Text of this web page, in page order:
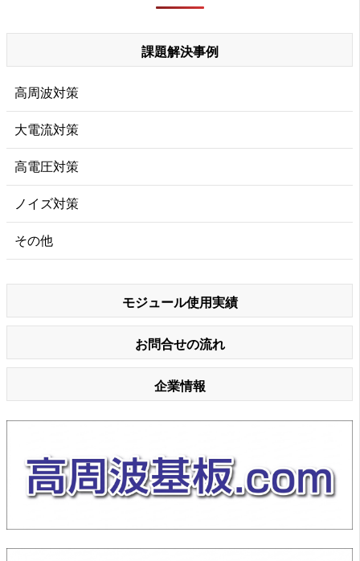
課題解決事例
高周波対策
大電流対策
高電圧対策
ノイズ対策
その他
モジュール使用実績
お問合せの流れ
企業情報